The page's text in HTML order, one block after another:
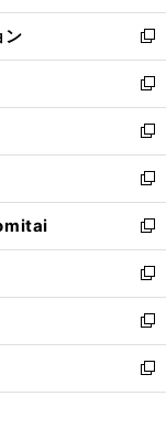
開
く
ウ
で
開
く
ン
ド
ウ
で
開
く
ウ
ィ
ン
ド
ウ
で
開
く
ン
新
し
い
ウ
ィ
ン
ド
ウ
で
開
く
新
し
い
ウ
ィ
ン
ド
ウ
で
開
く
新
し
い
ウ
ィ
ン
ド
ウ
で
開
く
新
し
い
ウ
ィ
ン
ド
ウ
で
開
新
し
い
ウ
ィ
ン
ド
ウ
新
し
い
ウ
ィ
ン
新
し
い
ウ
新
し